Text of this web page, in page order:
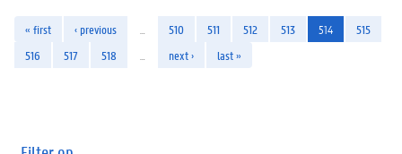
« first ‹ previous 510 511 512 513 514
515
516
517 518 next › last »